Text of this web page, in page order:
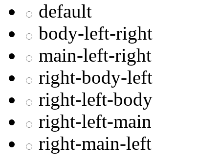
default
body-left-right
main-left-right
right-body-left
right-left-body
right-left-main
right-main-left